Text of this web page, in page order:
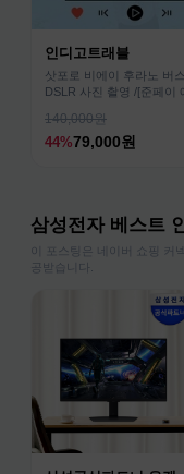
인디고트래블
삿포로 비에이 후라노 버
DSLR 사진 촬영 /[준페이
140,000원
44%79,000원
삼성전자 베스트
이 포스팅은 네이버 쇼핑 커
공받습니다.